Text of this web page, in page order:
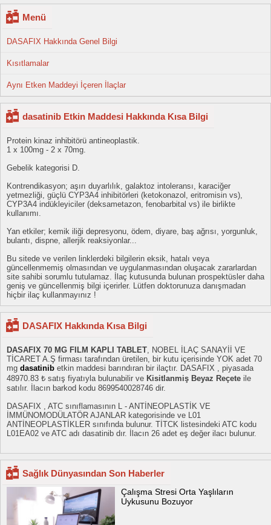
Menü
DASAFIX Hakkında Genel Bilgi
Kısıtlamalar
Aynı Etken Maddeyi İçeren İlaçlar
dasatinib Etkin Maddesi Hakkında Kısa Bilgi
Protein kinaz inhibitörü antineoplastik.
1 x 100mg - 2 x 70mg.
Gebelik kategorisi D.
Kontrendikasyon; aşırı duyarlılık, galaktoz intoleransı, karaciğer
yetmezliği, güçlü CYP3A4 inhibitörleri (ketokonazol, eritromisin vs),
CYP3A4 indükleyiciler (deksametazon, fenobarbital vs) ile birlikte
kullanımı.
Yan etkiler; kemik iliği depresyonu, ödem, diyare, baş ağrısı, yorgunluk,
bulantı, dispne, allerjik reaksiyonlar...
Bu sitede ve verilen linklerdeki bilgilerin eksik, hatalı veya
güncellenmemiş olmasından ve uygulanmasından oluşacak zararlardan
site sahibi sorumlu tutulamaz. İlaç kutusunda bulunan prospektüsler daha
geniş ve güncellenmiş bilgi içerirler. Lütfen doktorunuza danışmadan
hiçbir ilaç kullanmayınız !
DASAFIX Hakkında Kısa Bilgi
DASAFIX 70 MG FILM KAPLI TABLET, NOBEL İLAÇ SANAYİİ VE
TİCARET A.Ş firması tarafından üretilen, bir kutu içerisinde YOK adet 70
mg dasatinib etkin maddesi barındıran bir ilaçtır. DASAFIX , piyasada
48970.83 ₺ satış fiyatıyla bulunabilir ve Kisitlanmiş Beyaz Reçete ile
satılır. İlacın barkod kodu 8699540028746 dir.
DASAFIX , ATC sınıflamasının L - ANTİNEOPLASTİK VE
İMMÜNOMODÜLATÖR AJANLAR kategorisinde ve L01
ANTİNEOPLASTİKLER sınıfında bulunur. TİTCK listesindeki ATC kodu
L01EA02 ve ATC adı dasatinib dır. İlacın 26 adet eş değer ilacı bulunur.
Sağlık Dünyasından Son Haberler
Çalışma Stresi Orta Yaşlıların
Uykusunu Bozuyor